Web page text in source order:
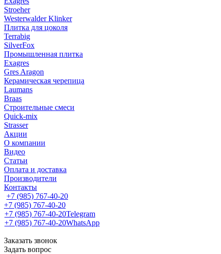
Stroeher
Westerwalder Klinker
Плитка для цоколя
Terrabig
SilverFox
Промышленная плитка
Exagres
Gres Aragon
Керамическая черепица
Laumans
Braas
Строительные смеси
Quick-mix
Strasser
Акции
О компании
Видео
Статьи
Оплата и доставка
Производители
Контакты
+7 (985) 767-40-20
+7 (985) 767-40-20
+7 (985) 767-40-20Telegram
+7 (985) 767-40-20WhatsApp
Заказать звонок
Задать вопрос